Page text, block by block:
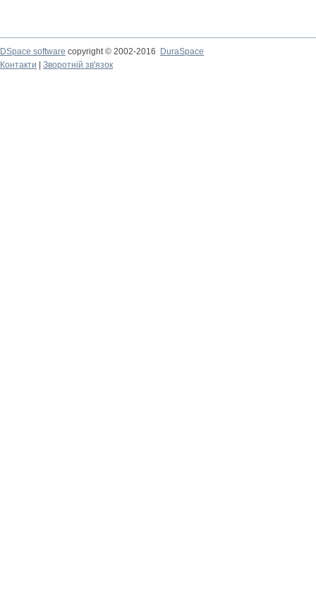
DSpace software copyright © 2002-2016
DuraSpace
Контакти
Зворотній зв'язок